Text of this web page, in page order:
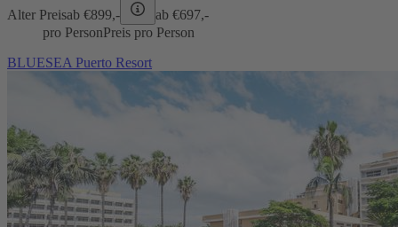
Alter Preisab €899,- ab €697,-
pro PersonPreis pro Person
BLUESEA Puerto Resort